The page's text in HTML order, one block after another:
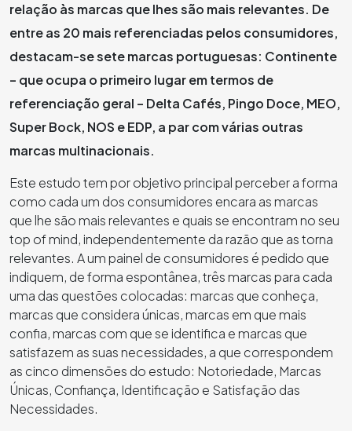
relação às marcas que lhes são mais relevantes. De
entre as 20 mais referenciadas pelos consumidores,
destacam-se sete marcas portuguesas: Continente
– que ocupa o primeiro lugar em termos de
referenciação geral – Delta Cafés, Pingo Doce, MEO,
Super Bock, NOS e EDP, a par com várias outras
marcas multinacionais.
Este estudo tem por objetivo principal perceber a forma
como cada um dos consumidores encara as marcas
que lhe são mais relevantes e quais se encontram no seu
top of mind, independentemente da razão que as torna
relevantes. A um painel de consumidores é pedido que
indiquem, de forma espontânea, três marcas para cada
uma das questões colocadas: marcas que conheça,
marcas que considera únicas, marcas em que mais
confia, marcas com que se identifica e marcas que
satisfazem as suas necessidades, a que correspondem
as cinco dimensões do estudo: Notoriedade, Marcas
Únicas, Confiança, Identificação e Satisfação das
Necessidades.